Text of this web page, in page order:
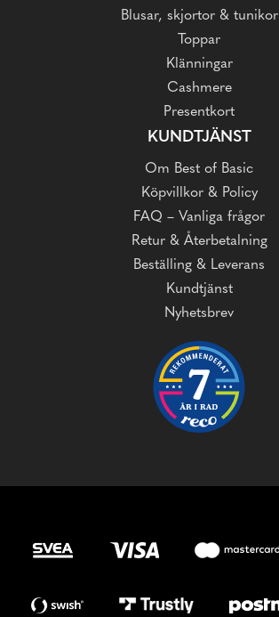
Blusar, skjortor & tunikor
Toppar
Klänningar
Cashmere
Presentkort
KUNDTJÄNST
Om Best of Basic
Köpvillkor & Policy
FAQ – Vanliga frågor
Retur & Återbetalning
Beställing & Leverans
Kundtjänst
Nyhetsbrev